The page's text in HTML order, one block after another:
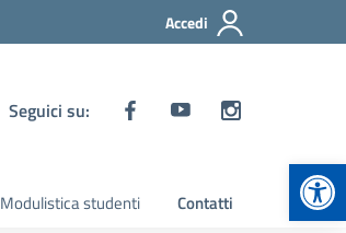
Accedi
Seguici su:
Modulistica studenti Contatti